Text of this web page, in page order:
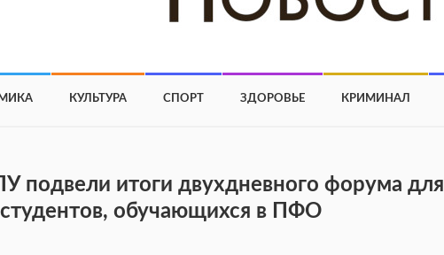
КУЛЬТУРА СПОРТ ЗДОРОВЬЕ КРИМИНАЛ
подвели итоги двухдневного форума для
обучающихся в ПФО